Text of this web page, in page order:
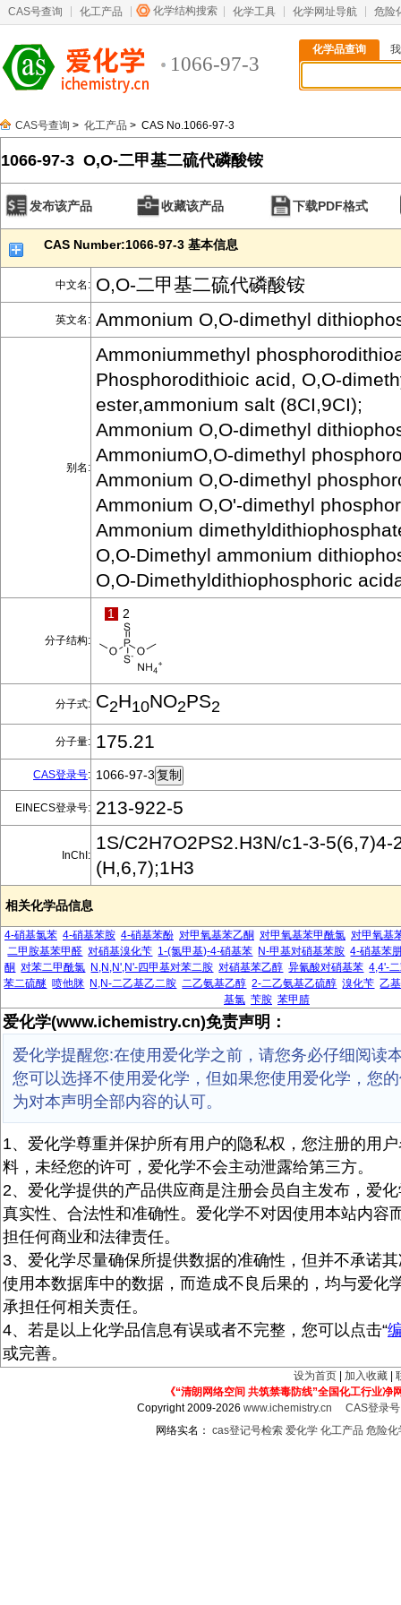
CAS号查询 化工产品 化学结构搜索 化学工具 化学网址导航 危险
1066-97-3
化学品查询
CAS号查询 > 化工产品 > CAS No.1066-97-3
1066-97-3 O,O-二甲基二硫代磷酸铵
发布该产品 收藏该产品 下载PDF格式
CAS Number:1066-97-3 基本信息
中文名: O,O-二甲基二硫代磷酸铵
英文名: Ammonium O,O-dimethyl
别名:
Ammoniummethyl
Phosphorodithioic acid, O,O-
ester,ammonium salt (8CI,9CI);
Ammonium O,O-dimethyl
AmmoniumO,O-dimethyl
Ammonium O,O-dimethyl
Ammonium O,O'-dimethyl
Ammonium
O,O-Dimethyl ammonium
O,O-Dimethyldithiophosphoric
分子结构:
1 2
分子式: C2H10NO2PS2
分子量: 175.21
CAS登录号: 1066-97-3
EINECS登录号: 213-922-5
InChI:
1S/C2H7O2PS2.H3N/c1-3-5(6,7)4-
(H,6,7);1H3
相关化学品信息
4-硝基氯苯 4-硝基苯胺 4-硝基苯酚 对甲氧基苯乙酮 对甲氧基苯甲酰氯 对甲氧基
二甲胺基苯甲醛 对硝基溴化苄 1-(氯甲基)-4-硝基苯 N-甲基对硝基苯胺 4-硝基苯
酮 对苯二甲酰氯 N,N,N',N'-四甲基对苯二胺 对硝基苯乙醇 异氰酸对硝基苯 4,4'-
苯二硫醚 喷他脒 N,N-二乙基乙二胺 二乙氨基乙醇 2-二乙氨基乙硫醇 溴化苄 乙
基氯 苄胺 苯甲腈
爱化学(www.ichemistry.cn)免责声明：
爱化学提醒您:在使用爱化学之前，请您务必仔细阅读
您可以选择不使用爱化学，但如果您使用爱化学，您
为对本声明全部内容的认可。
1、爱化学尊重并保护所有用户的隐私权，您注册的用
料，未经您的许可，爱化学不会主动泄露给第三方。
2、爱化学提供的产品供应商是注册会员自主发布，爱
真实性、合法性和准确性。爱化学不对因使用本站内容
担任何商业和法律责任。
3、爱化学尽量确保所提供数据的准确性，但并不承诺
使用本数据库中的数据，而造成不良后果的，均与爱化
承担任何相关责任。
4、若是以上化学品信息有误或者不完整，您可以点击“
或完善。
设为首页 加入收藏
《“清朗网络空间 共筑禁毒防线”全国化工行业净
Copyright 2009-2026www.ichemistry.cn
CAS登录
网络实名： cas登记号检索 爱化学 化工产品 危险化